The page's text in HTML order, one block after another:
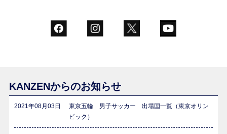
KANZENからのお知らせ
2021年08月03日
東京五輪 男子サッカー 出場国一覧（東京オリン
ピック）